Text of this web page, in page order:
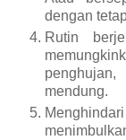
dengan
Rutin
mendung.